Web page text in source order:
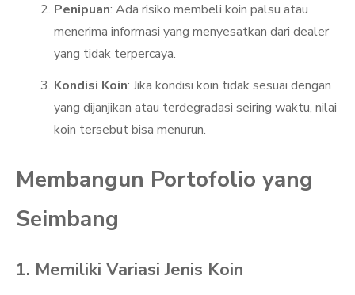
Penipuan: Ada risiko membeli koin palsu atau
menerima informasi yang menyesatkan dari dealer
yang tidak terpercaya.
Kondisi Koin: Jika kondisi koin tidak sesuai dengan
yang dijanjikan atau terdegradasi seiring waktu, nilai
koin tersebut bisa menurun.
Membangun Portofolio yang
Seimbang
1. Memiliki Variasi Jenis Koin